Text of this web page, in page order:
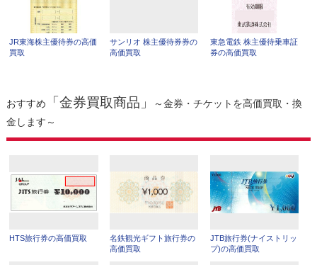
JR東海株主優待券の高価
買取
サンリオ 株主優待券券の
高価買取
東急電鉄 株主優待乗車証
券の高価買取
おすすめ 「金券買取商品」
～金券・チケットを高価買取・換
金します～
HTS旅行券の高価買取
名鉄観光ギフト旅行券の
高価買取
JTB旅行券(ナイストリッ
プ)の高価買取